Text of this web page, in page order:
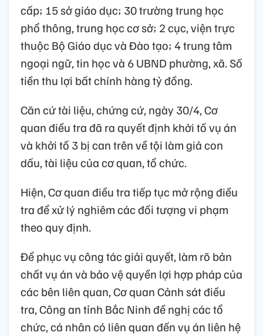
cấp; 15 sở giáo dục; 30 trường trung học
phổ thông, trung học cơ sở; 2 cục, viện trực
thuộc Bộ Giáo dục và Đào tạo; 4 trung tâm
ngoại ngữ, tin học và 6 UBND phường, xã. Số
tiền thu lợi bất chính hàng tỷ đồng.
Căn cứ tài liệu, chứng cứ, ngày 30/4, Cơ
quan điều tra đã ra quyết định khởi tố vụ án
và khởi tố 3 bị can trên về tội làm giả con
dấu, tài liệu của cơ quan, tổ chức.
Hiện, Cơ quan điều tra tiếp tục mở rộng điều
tra để xử lý nghiêm các đối tượng vi phạm
theo quy định.
Để phục vụ công tác giải quyết, làm rõ bản
chất vụ án và bảo vệ quyền lợi hợp pháp của
các bên liên quan, Cơ quan Cảnh sát điều
tra, Công an tỉnh Bắc Ninh đề nghị các tổ
chức, cá nhân có liên quan đến vụ án liên hệ